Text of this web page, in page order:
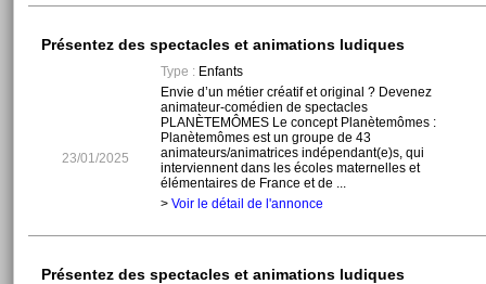
Présentez des spectacles et animations ludiques
23/01/2025
Type :Enfants
Envie d’un métier créatif et original ? Devenez
animateur-comédien de spectacles
PLANÈTEMÔMES Le concept Planètemômes :
Planètemômes est un groupe de 43
animateurs/animatrices indépendant(e)s, qui
interviennent dans les écoles maternelles et
élémentaires de France et de ...
> Voir le détail de l'annonce
Présentez des spectacles et animations ludiques